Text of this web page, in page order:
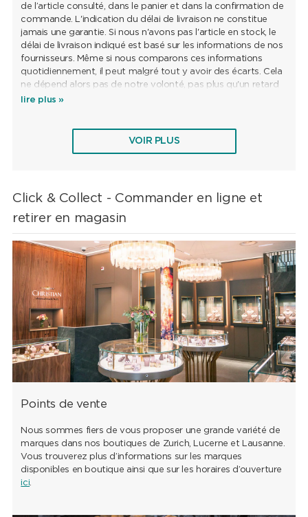
de l’article consulté, dans le panier et dans la confirmation de
commande. L'indication du délai de livraison ne constitue
jamais une garantie. Si nous n'avons pas l'article en stock, le
délai de livraison indiqué est basé sur les informations de nos
fournisseurs. Même si nous comparons ces informations
quotidiennement, il peut malgré tout y avoir des écarts. Cela
ne dépend alors pas de notre volonté, pas plus qu'un retard
de livraison par la poste. Si vous commandez plusieurs
votre commande. Si vous souhaitez bénéficier d’une livraison
lire plus »
VOIR PLUS
Click & Collect - Commander en ligne et
retirer en magasin
Points de vente
Nous sommes fiers de vous proposer une grande variété de
marques dans nos boutiques de Zurich, Lucerne et Lausanne.
Vous trouverez plus d’informations sur les marques
disponibles en boutique ainsi que sur les horaires d’ouverture
ici.